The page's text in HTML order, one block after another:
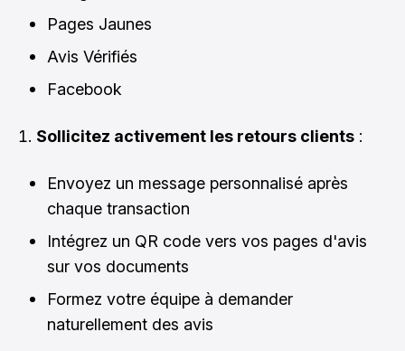
Pages Jaunes
Avis Vérifiés
Facebook
Sollicitez activement les retours clients :
Envoyez un message personnalisé après
chaque transaction
Intégrez un QR code vers vos pages d'avis
sur vos documents
Formez votre équipe à demander
naturellement des avis